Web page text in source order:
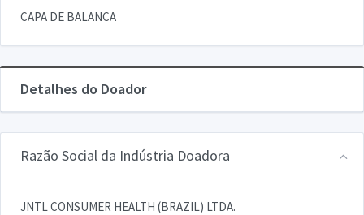
CAPA DE BALANCA
Detalhes do Doador
Razão Social da Indústria Doadora
JNTL CONSUMER HEALTH (BRAZIL) LTDA.